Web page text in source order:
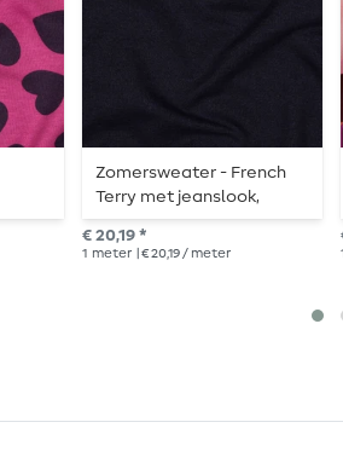
Zomersweater - French
Terry met jeanslook,
indigoblauw
€ 20,19 *
1 meter | € 20,19 / meter